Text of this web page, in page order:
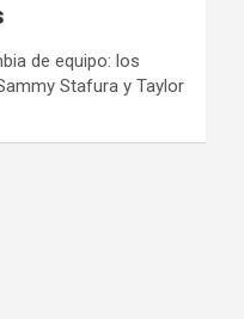
de equipo: los
Stafura y Taylor